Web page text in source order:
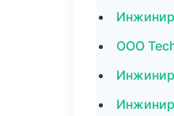
ООО